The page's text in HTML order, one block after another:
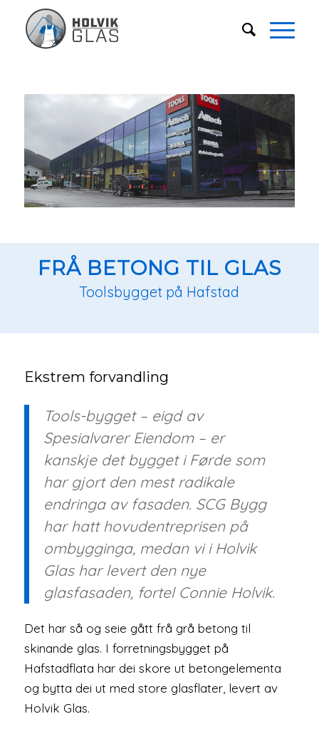
FRÅ BETONG TIL GLAS
Toolsbygget på Hafstad
Ekstrem forvandling
Tools-bygget – eigd av
Spesialvarer Eiendom – er
kanskje det bygget i Førde som
har gjort den mest radikale
endringa av fasaden. SCG Bygg
har hatt hovudentreprisen på
ombygginga, medan vi i Holvik
Glas har levert den nye
glasfasaden, fortel Connie Holvik.
Det har så og seie gått frå grå betong til
skinande glas. I forretningsbygget på
Hafstadflata har dei skore ut betongelementa
og bytta dei ut med store glasflater, levert av
Holvik Glas.